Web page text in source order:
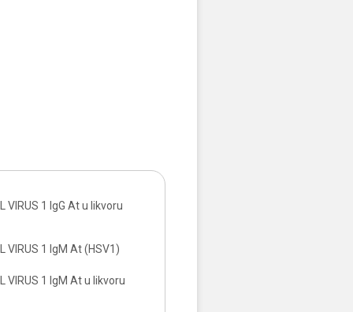
VIRUS 1 IgG At u likvoru
VIRUS 1 IgM At (HSV1)
VIRUS 1 IgM At u likvoru